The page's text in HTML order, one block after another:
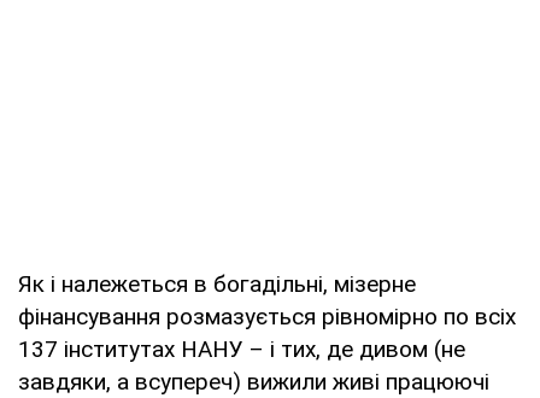
Як і належеться в богадільні, мізерне
фінансування розмазується рівномірно по всіх
137 інститутах НАНУ – і тих, де дивом (не
завдяки, а всупереч) вижили живі працюючі